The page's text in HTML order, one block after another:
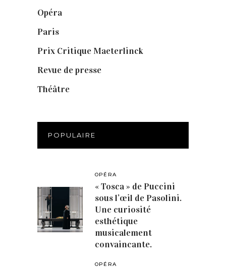
Opéra
Paris
Prix Critique Maeterlinck
Revue de presse
Théâtre
POPULAIRE
OPÉRA
« Tosca » de Puccini
sous l’œil de Pasolini.
Une curiosité
esthétique
musicalement
convaincante.
OPÉRA